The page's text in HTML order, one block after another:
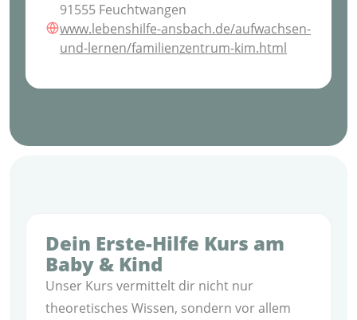
91555 Feuchtwangen
www.lebenshilfe-ansbach.de/aufwachsen-
und-lernen/familienzentrum-kim.html
Dein Erste-Hilfe Kurs am
Baby & Kind
Unser Kurs vermittelt dir nicht nur
theoretisches Wissen, sondern vor allem